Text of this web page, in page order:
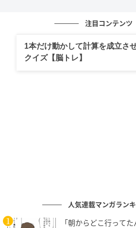
を採用し、Wi-Fiは802.11a/b/g/n/
注目コンテンツ
1本だけ動かして計算を成立さ
クイズ【脳トレ】
人気連載マンガラン
「朝からどこ行って